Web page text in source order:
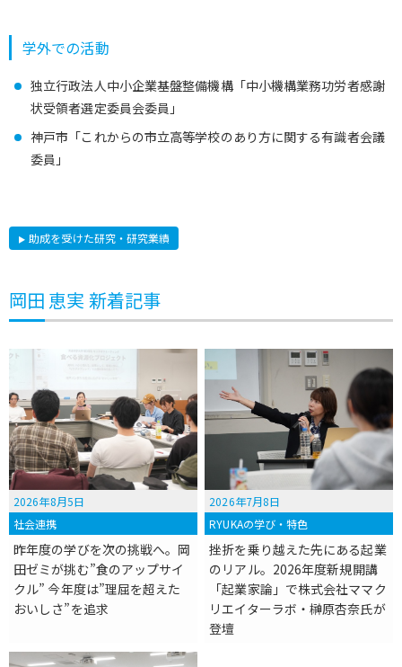
学外での活動
独立行政法人中小企業基盤整備機構「中小機構業務功労者感謝
状受領者選定委員会委員」
神戸市「これからの市立高等学校のあり方に関する有識者会議
委員」
助成を受けた研究・研究業績
岡田 恵実 新着記事
2026年8月5日
社会連携
昨年度の学びを次の挑戦へ。岡
田ゼミが挑む”食のアップサイ
クル” 今年度は”理屈を超えた
おいしさ”を追求
2026年7月8日
RYUKAの学び・特色
挫折を乗り越えた先にある起業
のリアル。2026年度新規開講
「起業家論」で株式会社ママク
リエイターラボ・榊原杏奈氏が
登壇